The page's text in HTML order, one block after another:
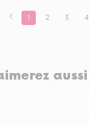
1 2 3 4
aussi